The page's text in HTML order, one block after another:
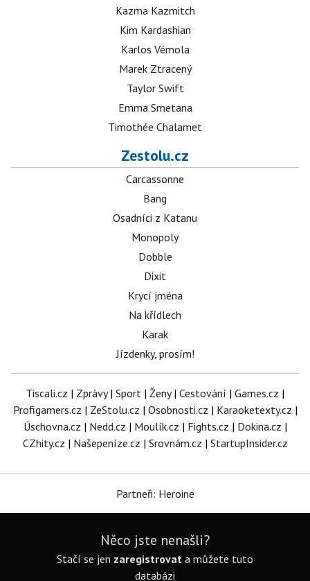
Kazma Kazmitch
Kim Kardashian
Karlos Vémola
Marek Ztracený
Taylor Swift
Emma Smetana
Timothée Chalamet
Zestolu.cz
Carcassonne
Bang
Osadníci z Katanu
Monopoly
Dobble
Dixit
Krycí jména
Na křídlech
Karak
Jízdenky, prosím!
Tiscali.cz | Zprávy| Sport | Ženy| Cestování | Games.cz |
Profigamers.cz | ZeStolu.cz | Osobnosti.cz | Karaoketexty.cz |
Úschovna.cz | Nedd.cz | Moulík.cz | Fights.cz | Dokina.cz |
CZhity.cz | Našepeníze.cz | Srovnám.cz | StartupInsider.cz
Partneři: Heroine
Něco jste nenašli?
Stačí se jen zaregistrovat a můžete tuto
databázi